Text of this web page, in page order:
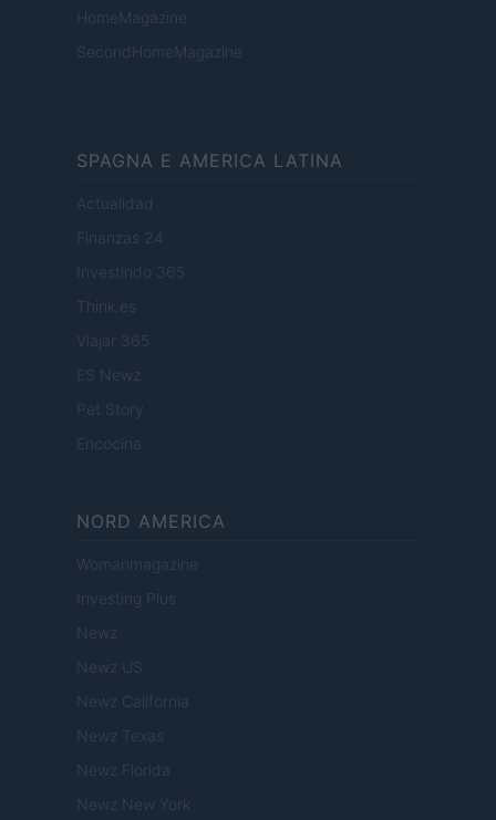
HomeMagazine
SecondHomeMagazine
SPAGNA E AMERICA LATINA
Actualidad
Finanzas 24
Investindo 365
Think.es
Viajar 365
ES Newz
Pet Story
Encocina
NORD AMERICA
Womanmagazine
Investing Plus
Newz
Newz US
Newz California
Newz Texas
Newz Florida
Newz New York